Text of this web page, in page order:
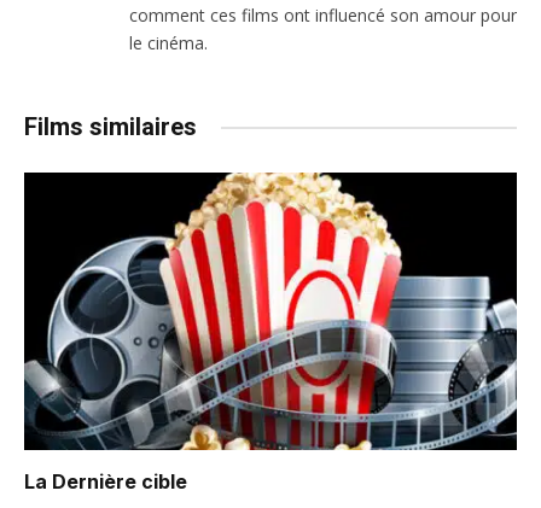
comment ces films ont influencé son amour pour
le cinéma.
Films similaires
La Dernière cible